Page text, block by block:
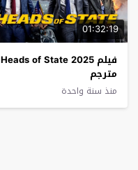
01:32:19
فيلم Heads of State 2025
مترجم
منذ سنة واحدة